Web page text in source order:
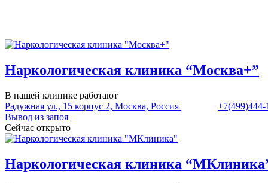
Наркологическая клиника “Москва+”
В нашей клинике работают
Радужная ул., 15 корпус 2, Москва, Россия
+7(499)444-
Вывод из запоя
Сейчас открыто
Наркологическая клиника